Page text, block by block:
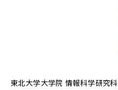
東北大学大学院 情報科学研究科